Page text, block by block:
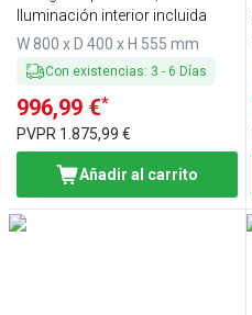
MHGGM26
Iluminación interior incluida
W 800 x D 400 x H 555 mm
Con existencias: 3 - 6 Días
996,99 €*
PVPR 1.875,99 €
Añadir al carrito